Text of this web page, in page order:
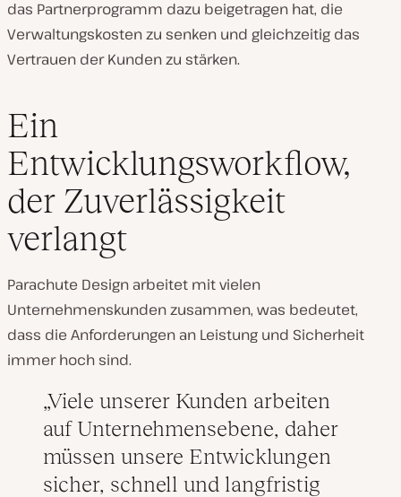
das Partnerprogramm dazu beigetragen hat, die
Verwaltungskosten zu senken und gleichzeitig das
Vertrauen der Kunden zu stärken.
Ein
Entwicklungsworkflow,
der Zuverlässigkeit
verlangt
Parachute Design arbeitet mit vielen
Unternehmenskunden zusammen, was bedeutet,
dass die Anforderungen an Leistung und Sicherheit
immer hoch sind.
Viele unserer Kunden arbeiten
auf Unternehmensebene, daher
müssen unsere Entwicklungen
sicher, schnell und langfristig